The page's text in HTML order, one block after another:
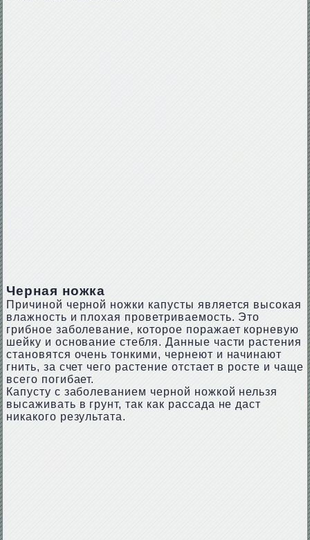
Черная ножка
Причиной черной ножки капусты является высокая
влажность и плохая проветриваемость. Это
грибное заболевание, которое поражает корневую
шейку и основание стебля. Данные части растения
становятся очень тонкими, чернеют и начинают
гнить, за счет чего растение отстает в росте и чаще
всего погибает.
Капусту с заболеванием черной ножкой нельзя
высаживать в грунт, так как рассада не даст
никакого результата.